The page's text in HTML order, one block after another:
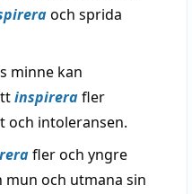
och sprida
minne kan
inspirerafler
och intoleransen.
fler och yngre
och utmana sin